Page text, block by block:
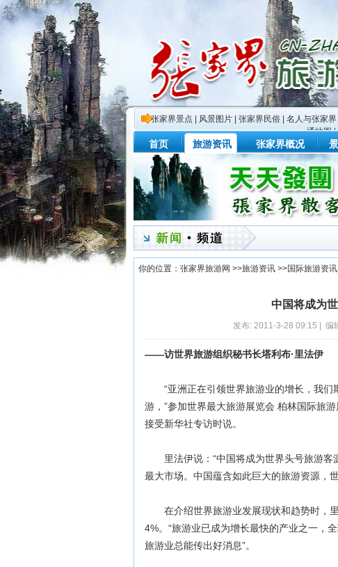
张家界景点 风景图片 张家界民俗 名人与张家界
通地图|
首页 旅游资讯 张家界概况
你的位置： 张家界旅游网 >>旅游资讯 >>国际旅游资讯
中国将成为
发布: 2011-3-28 09:15 | 编
——访世界旅游组织秘书长塔利布·里法伊
“亚洲正在引领世界旅游业的增长，我们
游，”参加世界最大旅游展览会 柏林国际旅
接受新华社专访时说。
里法伊说：“中国将成为世界头号旅游客
最大市场。中国蕴含如此巨大的旅游资源，
在介绍世界旅游业发展现状和趋势时，里
4%。“旅游业已成为增长最快的产业之一，
旅游业总能传出好消息”。